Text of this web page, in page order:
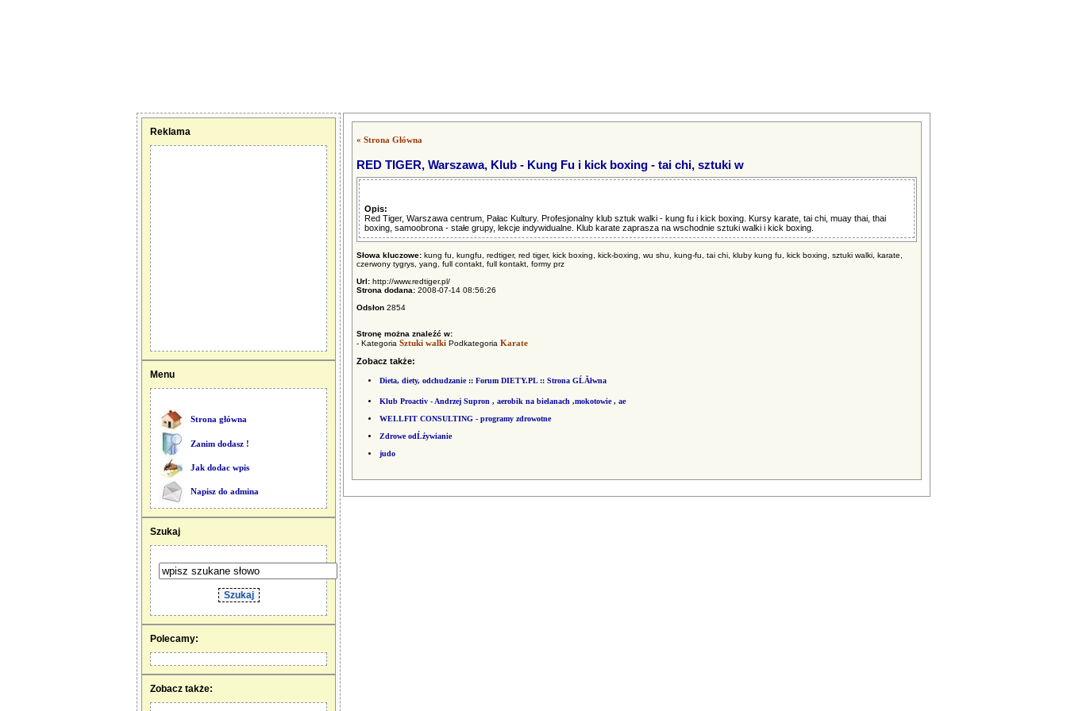
Reklama
Menu
Strona główna
Zanim dodasz !
Jak dodac wpis
Napisz do admina
Szukaj
Polecamy:
Zobacz także:
« Strona Główna
RED TIGER, Warszawa, Klub - Kung Fu i kick boxing - tai chi, sztuki w
Opis:
Red Tiger, Warszawa centrum, Pałac Kultury. Profesjonalny klub sztuk walki - kung fu i kick boxing. Kursy karate, tai chi, muay thai, thai
boxing, samoobrona - stałe grupy, lekcje indywidualne. Klub karate zaprasza na wschodnie sztuki walki i kick boxing.
Słowa kluczowe: kung fu, kungfu, redtiger, red tiger, kick boxing, kick-boxing, wu shu, kung-fu, tai chi, kluby kung fu, kick boxing, sztuki walki, karate,
czerwony tygrys, yang, full contakt, full kontakt, formy prz
Url: http://www.redtiger.pl/
Strona dodana: 2008-07-14 08:56:26
Odsłon 2854
Stronę można znaleźć w:
- Kategoria Sztuki walki Podkategoria Karate
Zobacz także:
Dieta, diety, odchudzanie :: Forum DIETY.PL :: Strona GĹĂłwna
Klub Proactiv - Andrzej Supron , aerobik na bielanach ,mokotowie , ae
WELLFIT CONSULTING - programy zdrowotne
Zdrowe odĹźywianie
judo